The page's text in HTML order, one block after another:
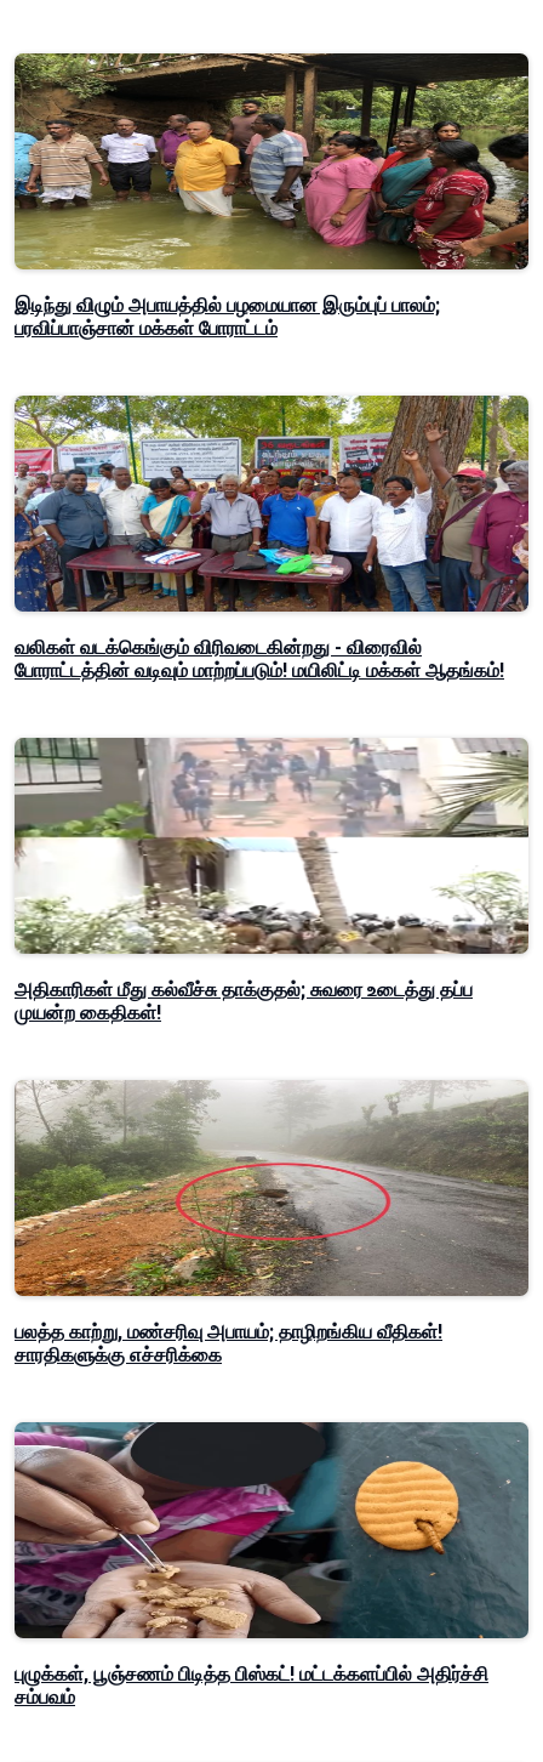
இடிந்து விழும் அபாயத்தில் பழமையான இரும்புப் பாலம்;
பரவிப்பாஞ்சான் மக்கள் போராட்டம்
வலிகள் வடக்கெங்கும் விரிவடைகின்றது - விரைவில்
போராட்டத்தின் வடிவும் மாற்றப்படும்! மயிலிட்டி மக்கள் ஆதங்கம்!
அதிகாரிகள் மீது கல்வீச்சு தாக்குதல்; சுவரை உடைத்து தப்ப
முயன்ற கைதிகள்!
பலத்த காற்று, மண்சரிவு அபாயம்; தாழிறங்கிய வீதிகள்!
சாரதிகளுக்கு எச்சரிக்கை
புழுக்கள், பூஞ்சணம் பிடித்த பிஸ்கட்! மட்டக்களப்பில் அதிர்ச்சி
சம்பவம்